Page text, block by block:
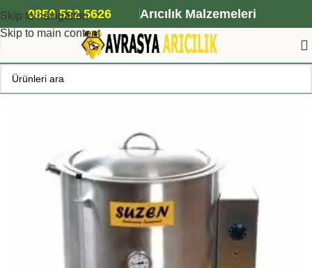
Skip to navigation
Skip to main content
ANA ARI SİPARİŞİ İÇİN TIKLAYIN
0850 532 5626 Arıcılık Malzemeleri